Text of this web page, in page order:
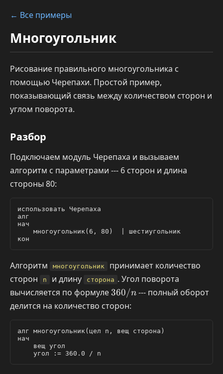
← Все примеры
Многоугольник
Рисование правильного многоугольника с
помощью Черепахи. Простой пример,
показывающий связь между количеством сторон и
углом поворота.
Разбор
Подключаем модуль Черепаха и вызываем
алгоритм с параметрами --- 6 сторон и длина
стороны 80:
использовать Черепаха
алг
нач
    многоугольник(6, 80)  | шестиугольник
Алгоритм многоугольник
принимает количество
сторон
n и длину сторона . Угол поворота
вычисляется по формуле360
/ n
360/n --- полный оборот
делится на количество сторон:
алг многоугольник(цел n, вещ сторона)
нач
    вещ угол